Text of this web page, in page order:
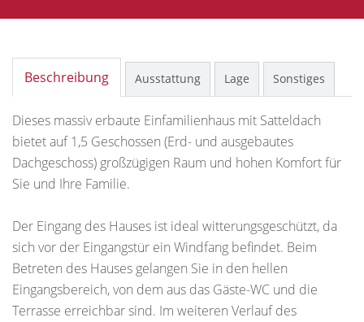
Beschreibung Ausstattung Lage Sonstiges
Dieses massiv erbaute Einfamilienhaus mit Satteldach
bietet auf 1,5 Geschossen (Erd- und ausgebautes
Dachgeschoss) großzügigen Raum und hohen Komfort für
Sie und Ihre Familie.
Der Eingang des Hauses ist ideal witterungsgeschützt, da
sich vor der Eingangstür ein Windfang befindet. Beim
Betreten des Hauses gelangen Sie in den hellen
Eingangsbereich, von dem aus das Gäste-WC und die
Terrasse erreichbar sind. Im weiteren Verlauf des